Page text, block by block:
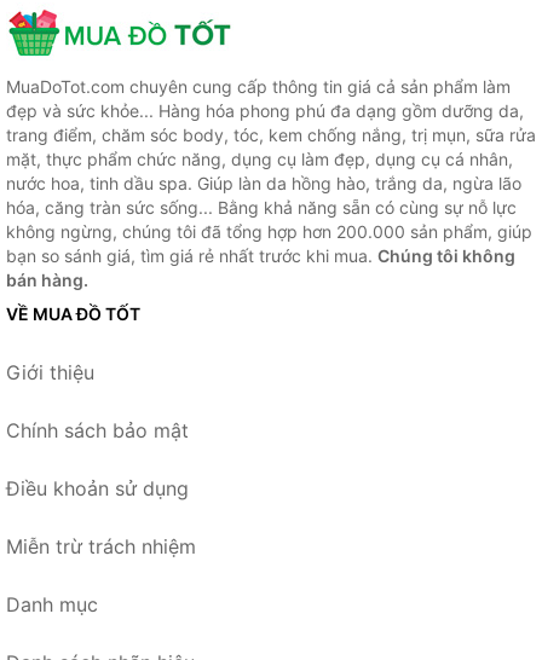
MuaDoTot.com chuyên cung cấp thông tin giá cả sản phẩm làm
đẹp và sức khỏe... Hàng hóa phong phú đa dạng gồm dưỡng da,
trang điểm, chăm sóc body, tóc, kem chống nắng, trị mụn, sữa rửa
mặt, thực phẩm chức năng, dụng cụ làm đẹp, dụng cụ cá nhân,
nước hoa, tinh dầu spa. Giúp làn da hồng hào, trắng da, ngừa lão
hóa, căng tràn sức sống... Bằng khả năng sẵn có cùng sự nỗ lực
không ngừng, chúng tôi đã tổng hợp hơn 200.000 sản phẩm, giúp
bạn so sánh giá, tìm giá rẻ nhất trước khi mua. Chúng tôi không
bán hàng.
VỀ MUA ĐỒ TỐT
Giới thiệu
Chính sách bảo mật
Điều khoản sử dụng
Miễn trừ trách nhiệm
Danh mục